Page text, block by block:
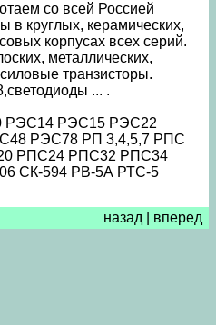
со всей Россией
в круглых, керамических,
корпусах всех серий.
металлических,
транзисторы.
... .
РЭС15 РЭС22
РЭС78 РП 3,4,5,7 РПС
РПС24 РПС32 РПС34
СК-594 РВ-5А РТС-5
назад вперед